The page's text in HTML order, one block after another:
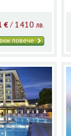
€ / 1410 лв.
повече